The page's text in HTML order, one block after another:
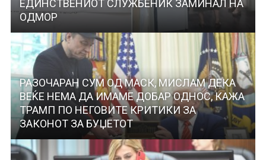
ЕДИНСТВЕНИОТ СЛУЖБЕНИК ЗАМИНАЛ НА
ОДМОР
РАЗОЧАРАН СУМ ОД МАСК, МИСЛАМ ДЕКА
ВЕЌЕ НЕМА ДА ИМАМЕ ДОБАР ОДНОС, КАЖА
ТРАМП ПО НЕГОВИТЕ КРИТИКИ ЗА
ЗАКОНОТ ЗА БУЏЕТОТ